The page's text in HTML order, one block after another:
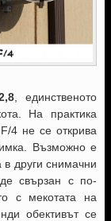
, единственото
На практика
4 не се открива
Възможно е
в други снимачни
свързан с по-
с мекотата на
обективът се